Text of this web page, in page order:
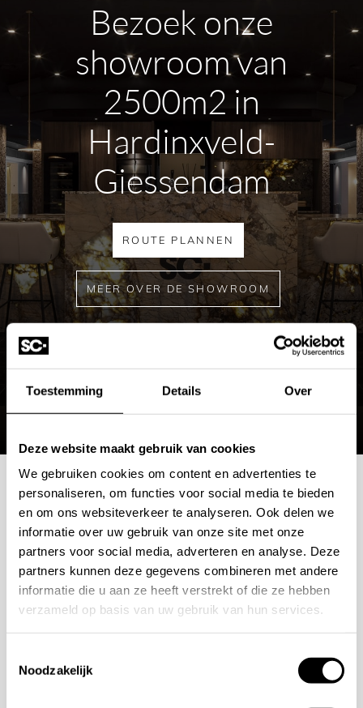
Toestemming Details Over
Deze website maakt gebruik van cookies
We gebruiken cookies om content en advertenties te
personaliseren, om functies voor social media te bieden
en om ons websiteverkeer te analyseren. Ook delen we
informatie over uw gebruik van onze site met onze
partners voor social media, adverteren en analyse. Deze
partners kunnen deze gegevens combineren met andere
informatie die u aan ze heeft verstrekt of die ze hebben
verzameld op basis van uw gebruik van hun services.
Noodzakelijk
Bezoek onze
showroom van
2500m2 in
Hardinxveld-
Giessendam
ROUTE PLANNEN
MEER OVER DE SHOWROOM
Mogelijkheden
bespreken?
Wilt u ook iedere dag genieten van een luxe badkamer?
Neem contact met ons op voor een intake gesprek.